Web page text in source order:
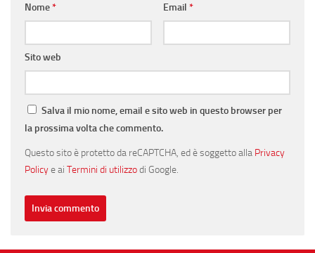
Nome* Email *
Sito web
Salva il mio nome, email e sito web in questo browser per
la prossima volta che commento.
Questo sito è protetto da reCAPTCHA, ed è soggetto alla Privacy
Policye ai Termini di utilizzodi Google.